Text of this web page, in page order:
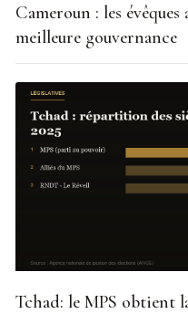
Cameroun : les
meilleure gouvernance
Tchad: le MPS obtient